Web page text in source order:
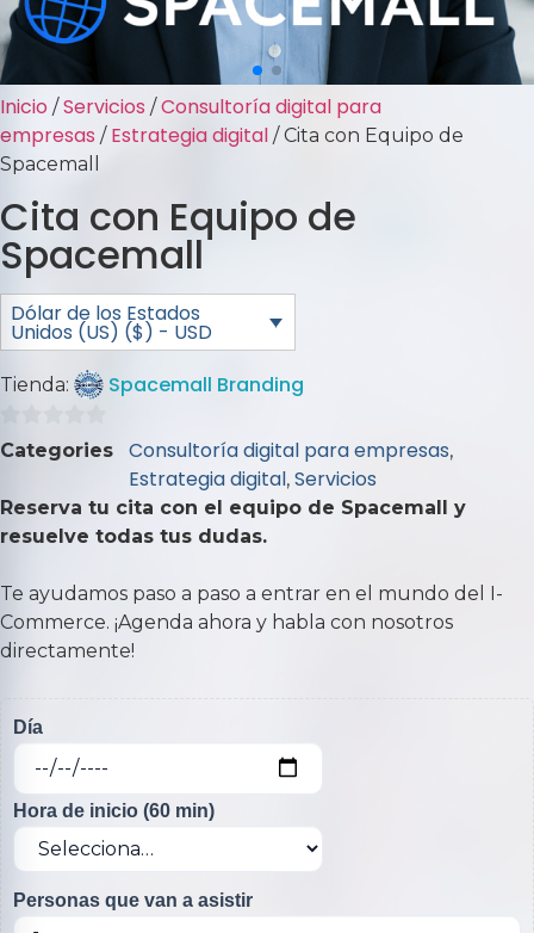
Inicio /Servicios /Consultoría digital para
empresas / Estrategia digital / Cita con Equipo de
Spacemall
Cita con Equipo de
Spacemall
Dólar de los Estados
Unidos (US) ($) - USD
Tienda: Spacemall Branding
0
5
Categories Consultoría digital para empresas,
Estrategia digital, Servicios
Reserva tu cita con el equipo de Spacemall y
resuelve todas tus dudas.
Te ayudamos paso a paso a entrar en el mundo del I-
Commerce. ¡Agenda ahora y habla con nosotros
directamente!
Día
Hora de inicio (60 min)
Personas que van a asistir